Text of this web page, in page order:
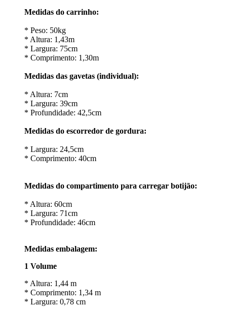
Medidas do carrinho:
* Peso: 50kg
* Altura: 1,43m
* Largura: 75cm
* Comprimento: 1,30m
Medidas das gavetas (individual):
* Altura: 7cm
* Largura: 39cm
* Profundidade: 42,5cm
Medidas do escorredor de gordura:
* Largura: 24,5cm
* Comprimento: 40cm
Medidas do compartimento para carregar botijão:
* Altura: 60cm
* Largura: 71cm
* Profundidade: 46cm
Medidas embalagem:
1 Volume
* Altura: 1,44 m
* Comprimento: 1,34 m
* Largura: 0,78 cm